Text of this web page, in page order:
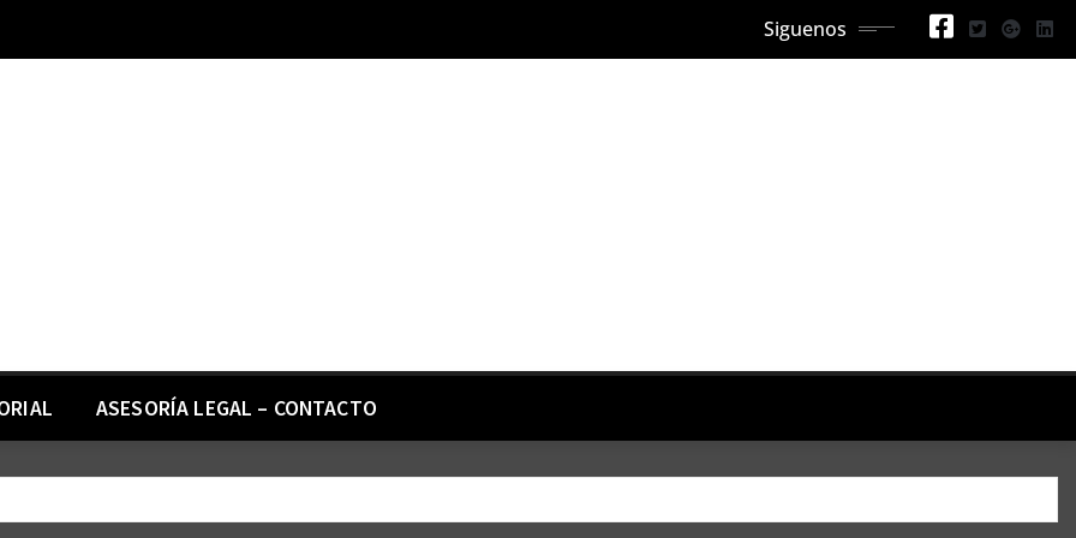
Siguenos
ASESORÍA LEGAL – CONTACTO